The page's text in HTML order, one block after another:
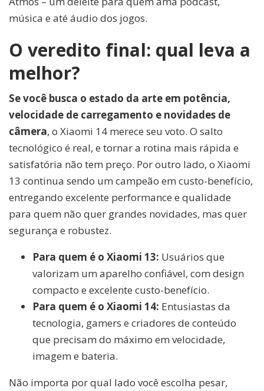
música e até áudio dos jogos.
O veredito final: qual leva a
melhor?
Se você busca o estado da arte em potência,
velocidade de carregamento e novidades de
câmera, o Xiaomi 14 merece seu voto. O salto
tecnológico é real, e tornar a rotina mais rápida e
satisfatória não tem preço. Por outro lado, o Xiaomi
13 continua sendo um campeão em custo-benefício,
entregando excelente performance e qualidade
para quem não quer grandes novidades, mas quer
segurança e robustez.
Para quem é o Xiaomi 13: Usuários que
valorizam um aparelho confiável, com design
compacto e excelente custo-benefício.
Para quem é o Xiaomi 14: Entusiastas da
tecnologia, gamers e criadores de conteúdo
que precisam do máximo em velocidade,
imagem e bateria.
Não importa por qual lado você escolha pesar,